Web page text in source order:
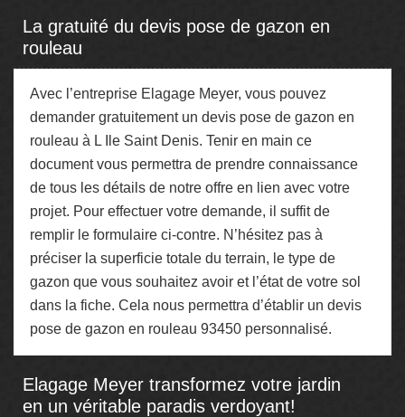
La gratuité du devis pose de gazon en
rouleau
Avec l’entreprise Elagage Meyer, vous pouvez
demander gratuitement un devis pose de gazon en
rouleau à L Ile Saint Denis. Tenir en main ce
document vous permettra de prendre connaissance
de tous les détails de notre offre en lien avec votre
projet. Pour effectuer votre demande, il suffit de
remplir le formulaire ci-contre. N’hésitez pas à
préciser la superficie totale du terrain, le type de
gazon que vous souhaitez avoir et l’état de votre sol
dans la fiche. Cela nous permettra d’établir un devis
pose de gazon en rouleau 93450 personnalisé.
Elagage Meyer transformez votre jardin
en un véritable paradis verdoyant!